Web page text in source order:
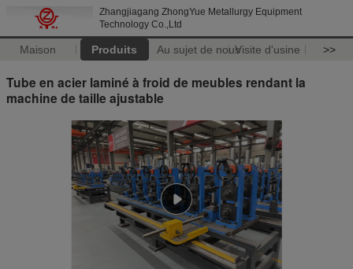
Zhangjiagang ZhongYue Metallurgy Equipment
Technology Co.,Ltd
Maison Produits Au sujet de nousVisite d'usine >>
Tube en acier laminé à froid de meubles rendant la
machine de taille ajustable